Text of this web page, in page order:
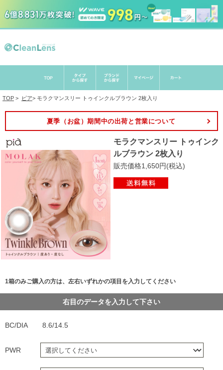
TOP > ピア> モラクマンスリー トゥインクルブラウン 2枚入り
夏季（お盆）期間中の出荷と営業について
モラクマンスリー トゥインク
ルブラウン 2枚入り
販売価格1,650円(税込)
1箱のみご購入の方は、左右いずれかの項目を入力してください
右目のデータを入力して下さい
BC/DIA 8.6/14.5
PWR